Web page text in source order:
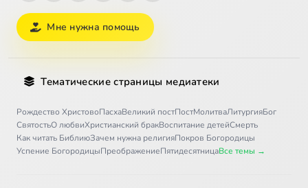
Мне нужна помощь
Тематические страницы медиатеки
Рождество ХристовоПасхаВеликий постПостМолитваЛитургияБог
СвятостьО любвиХристианский бракВоспитание детейСмерть
Как читать БиблиюЗачем нужна религияПокров Богородицы
Успение БогородицыПреображениеПятидесятницаВсе темы →